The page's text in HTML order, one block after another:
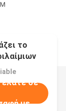
το
σε
με